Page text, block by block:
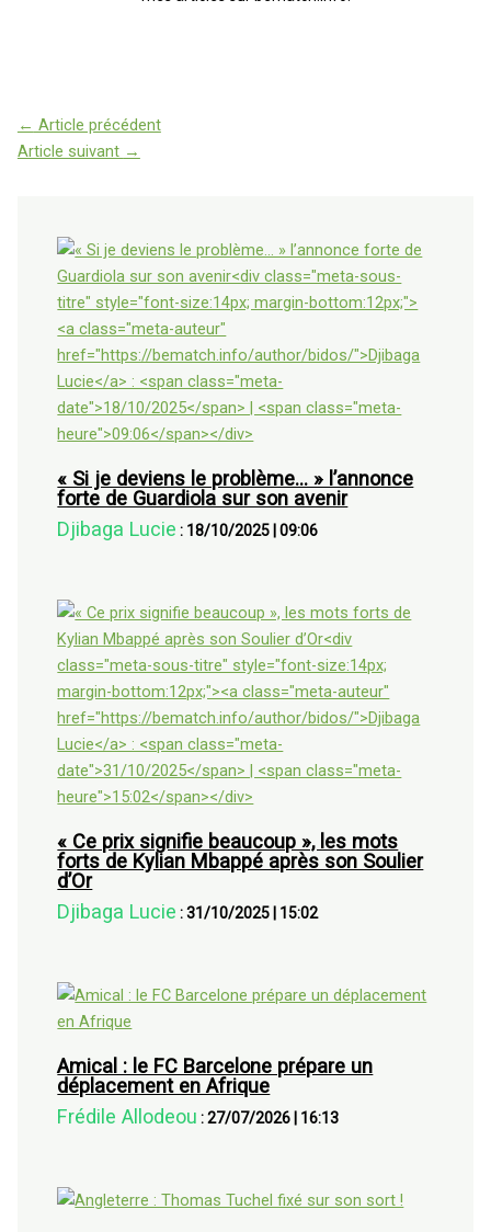
← Article précédent
Article suivant →
« Si je deviens le problème… » l’annonce
forte de Guardiola sur son avenir
Djibaga Lucie : 18/10/2025 |09:06
« Ce prix signifie beaucoup », les mots
forts de Kylian Mbappé après son Soulier
d’Or
Djibaga Lucie :31/10/2025 15:02
Amical : le FC Barcelone prépare un
déplacement en Afrique
Frédile Allodeou :27/07/2026 16:13